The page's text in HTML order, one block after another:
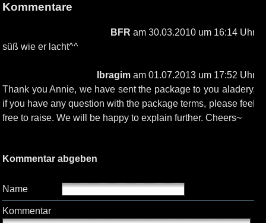
Kommentare
BFR am 30.03.2010 um 16:14 Uhr
süß wie er lacht^^
Ibragimam 01.07.2013 um 17:52 Uhr
Thank you Annie, we have sent the package to you aladery,
if you have any question with the package terms, please feel
free to raise. We will be happy to explain further. Cheers~
Kommentar abgeben
Name
Kommentar